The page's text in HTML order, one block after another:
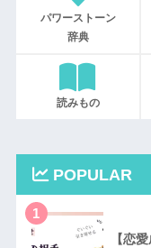
パワーストーン
辞典
読みもの
POPULAR
1
【恋